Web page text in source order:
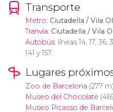
Transporte
Metro: Ciutadella / Vila
Tranvía: Ciutadella / Vila
Autobús: líneas 14, 17, 36,
141 y 157.
Lugares
Zoo de Barcelona (277 m)
Museo del Chocolate
Museo Picasso de